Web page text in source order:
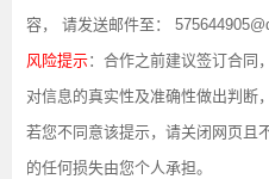
容， 请发送邮件至：
风险提示：合作之前建议签订合同
对信息的真实性及准确性做出判断
若您不同意该提示，请关闭网页且
的任何损失由您个人承担。